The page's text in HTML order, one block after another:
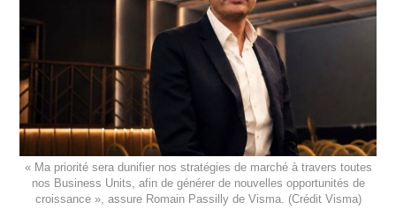
« Ma priorité sera dunifier nos stratégies de marché à travers toutes
nos Business Units, afin de générer de nouvelles opportunités de
croissance », assure Romain Passilly de Visma. (Crédit Visma)